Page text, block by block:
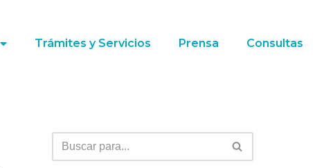
Trámites y Servicios Prensa Consultas